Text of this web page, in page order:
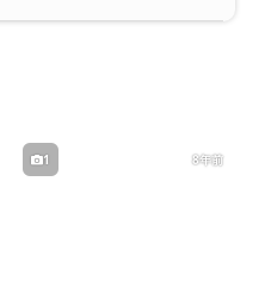
1 8年前